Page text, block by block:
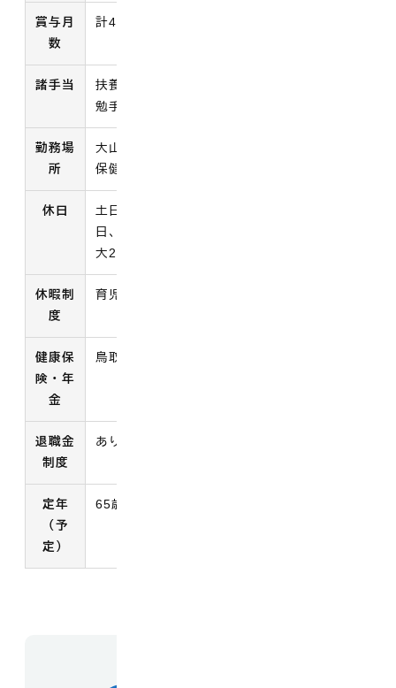
賞与月
数
計4.65ヶ月分
諸手当
扶養手当、住居手当、通勤手当、期末手当、勤
勉手当、時間外手当等
勤務場
所
大山町内役場施設 本庁・大山支所・中山支所・
保健福祉センターなわ等
休日
土日祝・年末年始（12/29～1/3）、夏季休暇3
日、採用2年目以降有給休暇20日（次の年へ最
大20日繰り越し可能）
休暇制
度
育児休業等あり・特別休暇あり
健康保
険・年
金
鳥取県市町村職員共済組合・厚生年金
退職金
制度
あり
定年
（予
定）
65歳